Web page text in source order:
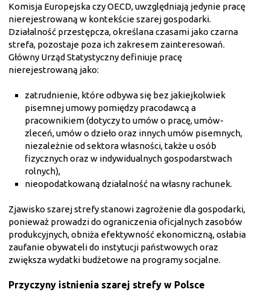
Komisja Europejska czy OECD, uwzględniają jedynie pracę
nierejestrowaną w kontekście szarej gospodarki.
Działalność przestępcza, określana czasami jako czarna
strefa, pozostaje poza ich zakresem zainteresowań.
Główny Urząd Statystyczny definiuje pracę
nierejestrowaną jako:
zatrudnienie, które odbywa się bez jakiejkolwiek
pisemnej umowy pomiędzy pracodawcą a
pracownikiem (dotyczy to umów o pracę, umów-
zleceń, umów o dzieło oraz innych umów pisemnych,
niezależnie od sektora własności, także u osób
fizycznych oraz w indywidualnych gospodarstwach
rolnych),
nieopodatkowaną działalność na własny rachunek.
Zjawisko szarej strefy stanowi zagrożenie dla gospodarki,
ponieważ prowadzi do ograniczenia oficjalnych zasobów
produkcyjnych, obniża efektywność ekonomiczną, osłabia
zaufanie obywateli do instytucji państwowych oraz
zwiększa wydatki budżetowe na programy socjalne.
Przyczyny istnienia szarej strefy w Polsce